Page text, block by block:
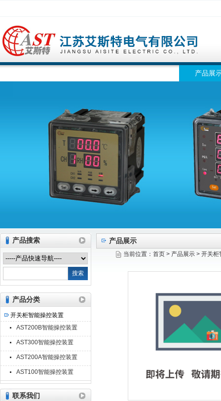
江苏艾斯特电气有限公司
产品展
产品搜索
产品分类
开关柜智能操控装置
AST200B智能操控装置
AST300智能操控装置
AST200A智能操控装置
AST100智能操控装置
联系我们
产品展示
当前位置： 首页 > 产品展示 > 开关柜